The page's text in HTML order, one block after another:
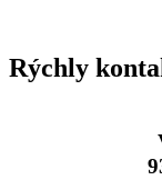
Rýchly